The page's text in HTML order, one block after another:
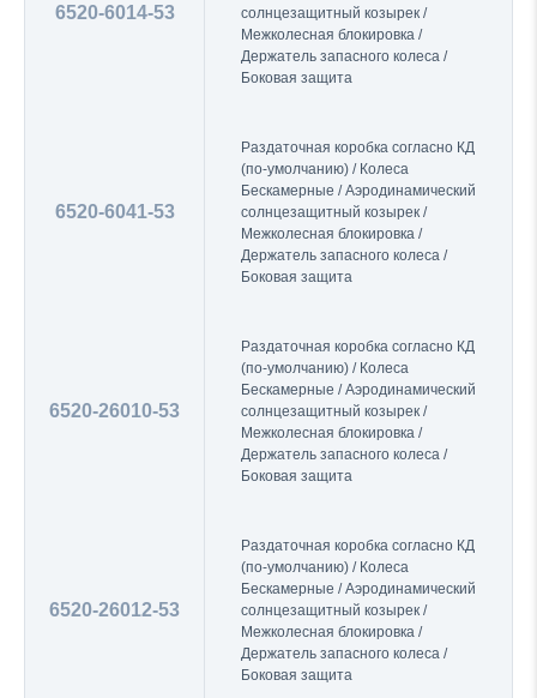
6520-6014-53
солнцезащитный козырек /
Межколесная блокировка /
Держатель запасного колеса /
Боковая защита
6520-6041-53
Раздаточная коробка согласно КД
(по-умолчанию) / Колеса
Бескамерные / Аэродинамический
солнцезащитный козырек /
Межколесная блокировка /
Держатель запасного колеса /
Боковая защита
6520-26010-53
Раздаточная коробка согласно КД
(по-умолчанию) / Колеса
Бескамерные / Аэродинамический
солнцезащитный козырек /
Межколесная блокировка /
Держатель запасного колеса /
Боковая защита
6520-26012-53
Раздаточная коробка согласно КД
(по-умолчанию) / Колеса
Бескамерные / Аэродинамический
солнцезащитный козырек /
Межколесная блокировка /
Держатель запасного колеса /
Боковая защита